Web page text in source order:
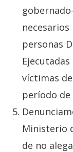
personas
víctimas
período
Ministerio
de no